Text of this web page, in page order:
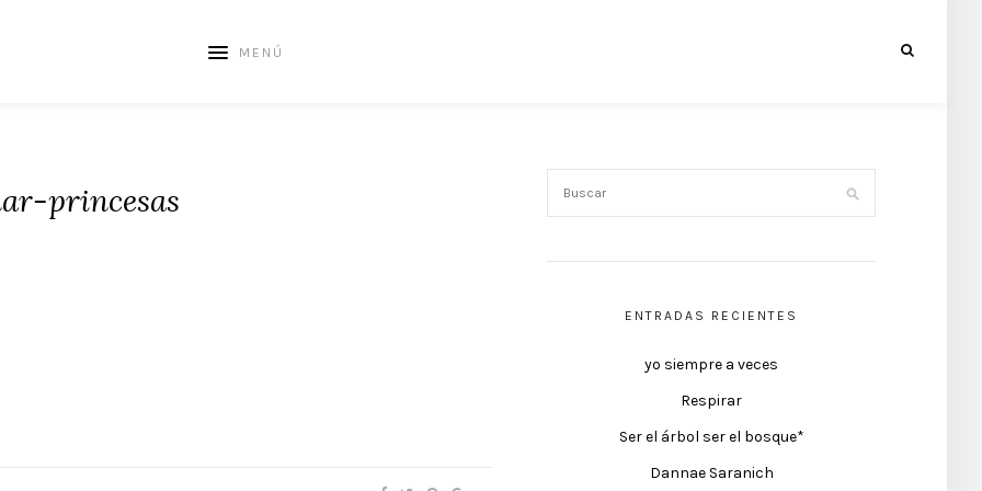
MENÚ
princesas
ENTRADAS RECIENTES
yo siempre a veces
Respirar
Ser el árbol ser el bosque*
Dannae Saranich